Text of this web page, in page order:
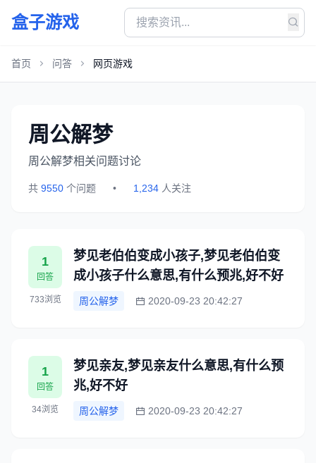
盒子游戏
首页 问答 网页游戏
周公解梦
周公解梦相关问题讨论
共 9550 个问题 • 1,234 人关注
1
回答
733浏览
梦见老伯伯变成小孩子,梦见老伯伯变
成小孩子什么意思,有什么预兆,好不好
周公解梦 2020-09-23 20:42:27
1
回答
34浏览
梦见亲友,梦见亲友什么意思,有什么预
兆,好不好
周公解梦 2020-09-23 20:42:27